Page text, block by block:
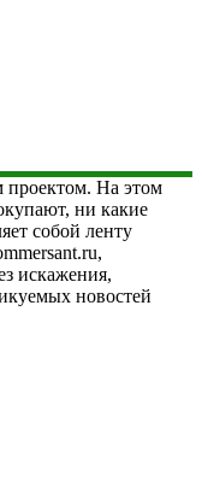
проектом. На этом
ни какие
собой ленту
искажения,
новостей